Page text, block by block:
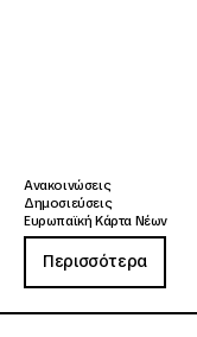
Ανακοινώσεις
Δημοσιεύσεις
Ευρωπαϊκή Κάρτα Νέων
Περισσότερα